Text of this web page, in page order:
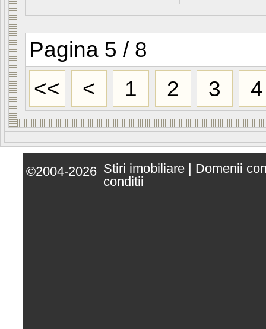
Pagina 5 / 8
<<
< 1 2 3 4
©2004-2026 Stiri imobiliare | Domenii
conditii